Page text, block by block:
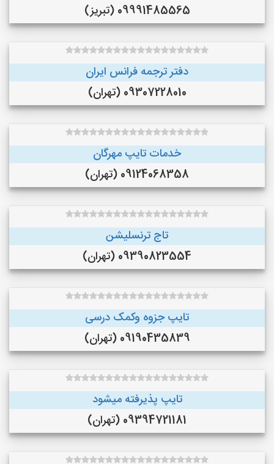
09991485565 (تبریز)
دفتر ترجمه فرانس ایران
09307228010 (تهران)
خدمات تایپ مهرگان
09124068358 (تهران)
تاج ترنسلیشن
09390823554 (تهران)
تایپ جزوه وکمک درسی
09190435839 (تهران)
تایپ پذیرفته میشود
09394721181 (تهران)